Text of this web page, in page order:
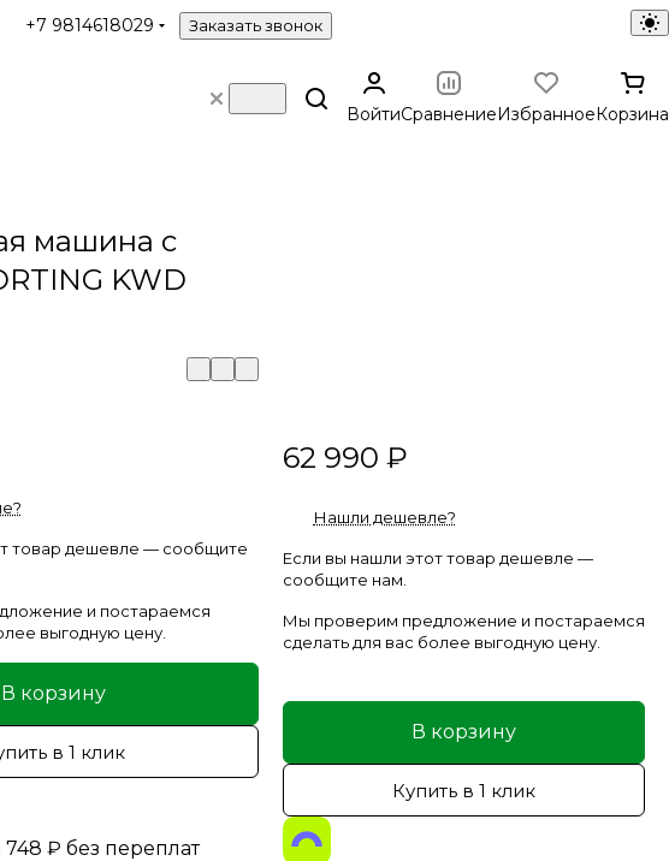
+7 9814618029 Заказать звонок
ВойтиСравнениеИзбранноеКорзина
машина с
KWD
товар дешевле — сообщите
и постараемся
выгодную цену.
В корзину
в 1 клик
748 ₽ без переплат
62 990 ₽
Нашли дешевле?
Если вы нашли этот товар дешевле —
сообщите нам.
Мы проверим предложение и постараемся
сделать для вас более выгодную цену.
В корзину
Купить в 1 клик